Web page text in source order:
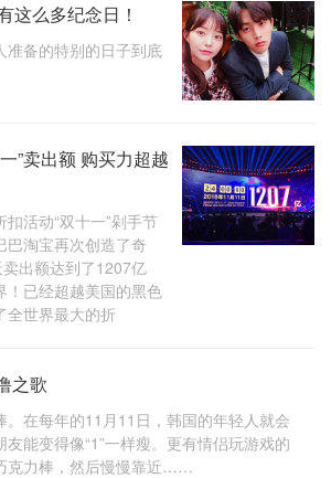
这么多纪念日！
准备的特别的日子到底
”卖出额 购买力超越
活动“双十一”剁手节
巴淘宝再次创造了奇
出额达到了1207亿
！已经超越美国的黑色
全世界最大的折
之歌
。在每年的11月11日，韩国的年轻人就会
能变得像“1”一样瘦。更有情侣玩游戏的
克力棒，然后慢慢靠近……